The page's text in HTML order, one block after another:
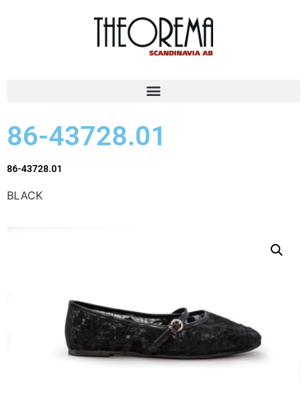
86-43728.01
86-43728.01
BLACK